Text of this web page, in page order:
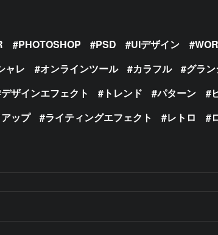
PHOTOSHOP PSD UIデザイン
ャレ オンラインツール カラフル グラ
デザインエフェクト トレンド パターン
ップ ライティングエフェクト レトロ